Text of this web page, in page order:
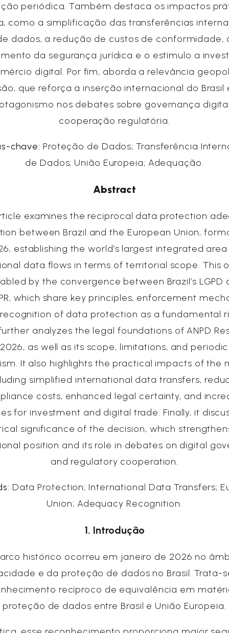
periódica. Também destaca os impactos
como a simplificação das transferências
dados, a redução de custos de conformidade,
da segurança jurídica e o estímulo a
digital. Por fim, aborda a relevância
que reforça a inserção internacional do Brasil
nos debates sobre governança
cooperação regulatória.
chave: Proteção de Dados; Transferência
de Dados; União Europeia; Adequação.
Abstract
examines the reciprocal data protection
between Brazil and the European Union,
establishing the world’s largest integrated
data flows in terms of territorial scope. This
by the convergence between Brazil’s LGPD
which share key principles, enforcement
of data protection as a fundamental
analyzes the legal foundations of ANPD
as well as its scope, limitations, and
It also highlights the practical impacts of the
simplified international data transfers,
costs, enhanced legal certainty, and
for investment and digital trade. Finally, it
significance of the decision, which strengthens
position and its role in debates on digital
and regulatory cooperation.
: Data Protection; International Data Transfers;
Union; Adequacy Recognition.
1. Introdução
histórico ocorreu em janeiro de 2026 no
e da proteção de dados no Brasil. Trata-
recíproco de equivalência em
proteção de dados entre Brasil e União Europeia.